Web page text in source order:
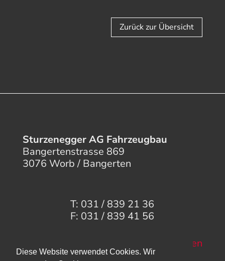
Zurück zur Übersicht
Sturzenegger AG Fahrzeugbau
Bangertenstrasse 869
3076 Worb / Bangerten
T: 031 / 839 21 36
F: 031 / 839 41 56
Mail senden
Diese Website verwendet Cookies. Wir